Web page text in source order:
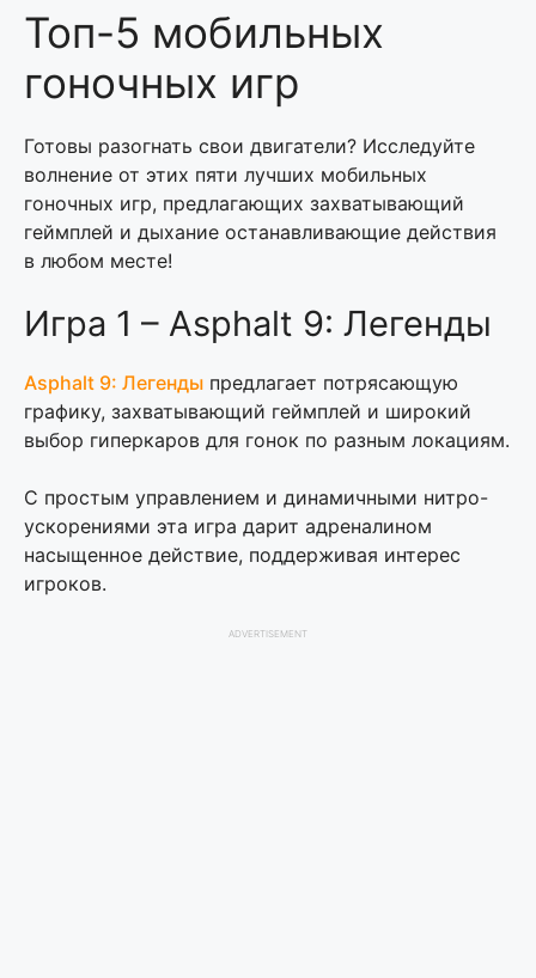
Топ-5 мобильных
гоночных игр
Готовы разогнать свои двигатели? Исследуйте
волнение от этих пяти лучших мобильных
гоночных игр, предлагающих захватывающий
геймплей и дыхание останавливающие действия
в любом месте!
Игра 1 – Asphalt 9: Легенды
Asphalt 9: Легенды предлагает потрясающую
графику, захватывающий геймплей и широкий
выбор гиперкаров для гонок по разным локациям.
С простым управлением и динамичными нитро-
ускорениями эта игра дарит адреналином
насыщенное действие, поддерживая интерес
игроков.
ADVERTISEMENT